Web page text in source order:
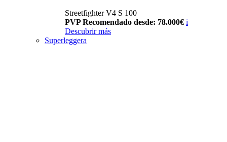
Streetfighter V4 S 100
PVP Recomendado desde: 78.000€ i
Descubrir más
Superleggera